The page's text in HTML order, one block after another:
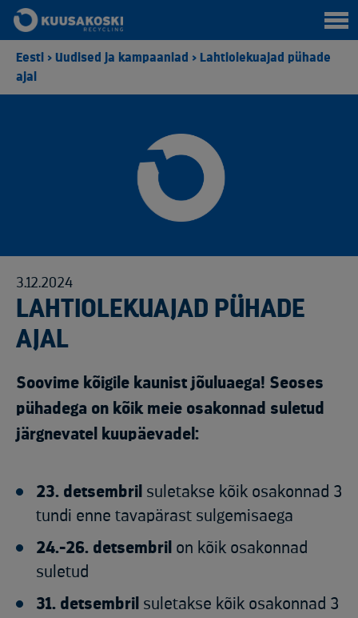
Eesti > Uudised ja kampaaniad > Lahtiolekuajad pühade
ajal
3.12.2024
LAHTIOLEKUAJAD PÜHADE
AJAL
Soovime kõigile kaunist jõuluaega! Seoses
pühadega on kõik meie osakonnad suletud
järgnevatel kuupäevadel:
23. detsembril suletakse kõik osakonnad 3
tundi enne tavapärast sulgemisaega
24.-26. detsembril on kõik osakonnad
suletud
31. detsembril suletakse kõik osakonnad 3